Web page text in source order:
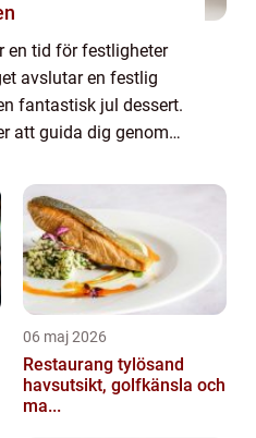
en tid för festligheter
avslutar en festlig
fantastisk jul dessert.
att guida dig genom
06 maj 2026
Restaurang tylösand
havsutsikt, golfkänsla och
ma...